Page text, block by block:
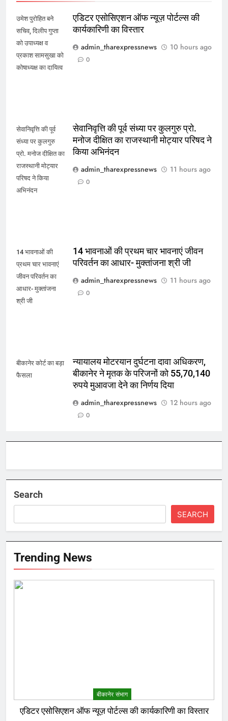
उमेश पुरोहित बने
सचिव, दिलीप गुप्ता
को उपाध्यक्ष व
प्रकाश सामसुखा को
कोषाध्यक्ष का दायित्व
एडिटर एसोसिएशन ऑफ न्यूज़ पोर्टल्स की
कार्यकारिणी का विस्तार
admin_tharexpressnews
10 hours ago
0
सेवानिवृत्ति की पूर्व
संध्या पर कुलगुरु
प्रो. मनोज दीक्षित का
राजस्थानी मोट्यार
परिषद ने किया
अभिनंदन
सेवानिवृत्ति की पूर्व संध्या पर कुलगुरु प्रो.
मनोज दीक्षित का राजस्थानी मोट्यार परिषद ने
किया अभिनंदन
admin_tharexpressnews
11 hours ago
0
14 भावनाओं की
प्रथम चार भावनाएं
जीवन परिवर्तन का
आधार- मुक्तांजना
श्री जी
14 भावनाओं की प्रथम चार भावनाएं जीवन
परिवर्तन का आधार- मुक्तांजना श्री जी
admin_tharexpressnews
11 hours ago
0
बीकानेर कोर्ट का बड़ा
फैसला
न्यायालय मोटरयान दुर्घटना दावा अधिकरण,
बीकानेर ने मृतक के परिजनों को 55,70,140
रुपये मुआवजा देने का निर्णय दिया
admin_tharexpressnews
12 hours ago
0
Search
SEARCH
Trending News
बीकानेर संभाग
एडिटर एसोसिएशन ऑफ न्यूज़ पोर्टल्स की कार्यकारिणी का विस्तार